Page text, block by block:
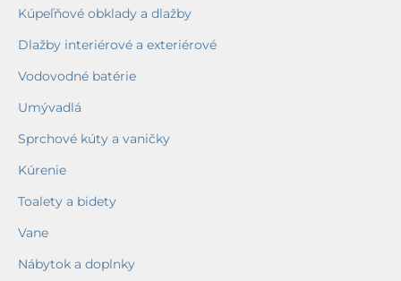
Kúpeľňové obklady a dlažby
Dlažby interiérové a exteriérové
Vodovodné batérie
Umývadlá
Sprchové kúty a vaničky
Kúrenie
Toalety a bidety
Vane
Nábytok a doplnky